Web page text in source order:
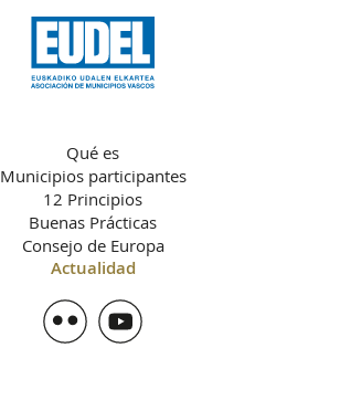
Qué es
Municipios participantes
12 Principios
Buenas Prácticas
Consejo de Europa
Actualidad